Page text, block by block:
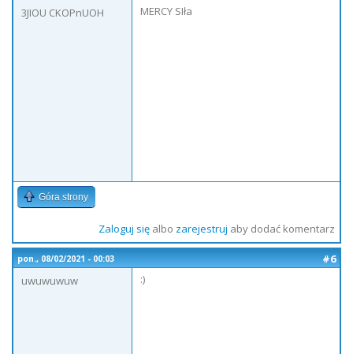
3JIOU CKOPnUOH
MERCY SIła
Góra strony
Zaloguj sięalbo zarejestruj aby dodać komentarz
pon., 08/02/2021 - 00:03
#6
uwuwuwuw
:)